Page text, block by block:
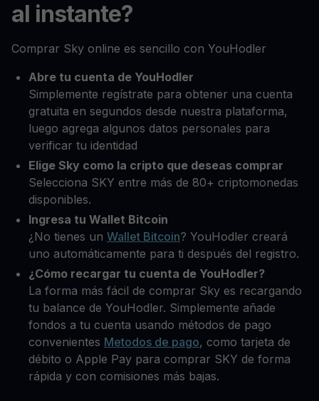
al instante?
Comprar Sky online es sencillo con YouHodler
Abre tu cuenta de YouHodler
Simplemente regístrate para obtener una cuenta
gratuita en segundos desde nuestra plataforma,
luego agrega algunos datos personales para
verificar tu identidad
Elige Sky como la cripto que deseas comprar
Selecciona SKY entre más de 80+ criptomonedas
disponibles.
Ingresa tu Wallet Bitcoin
¿No tienes un Wallet Bitcoin? YouHodler creará
uno automáticamente para ti después del registro.
¿Cómo recargar tu cuenta de YouHodler?
La forma más fácil de comprar Sky es recargando
tu balance de YouHodler. Simplemente añade
fondos a tu cuenta usando métodos de pago
convenientes Metodos de pago, como tarjeta de
débito o Apple Pay para comprar SKY de forma
rápida y con comisiones más bajas.